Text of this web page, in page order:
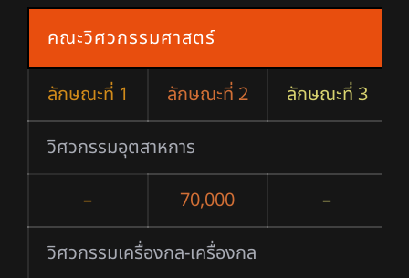
คณะวิศวกรรมศาสตร์
ลักษณะที่ 1 ลักษณะที่ 2
ลักษณะที่ 3
วิศวกรรมอุตสาหการ
–
70,000
–
วิศวกรรมเครื่องกล-เครื่องกล